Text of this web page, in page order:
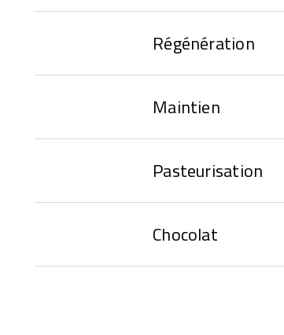
Régénération
Maintien
Pasteurisation
Chocolat